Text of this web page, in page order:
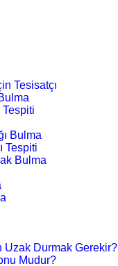
Tesisatçı
Bulma
Tespiti
Bulma
Uzak Durmak Gerekir?
Mudur?